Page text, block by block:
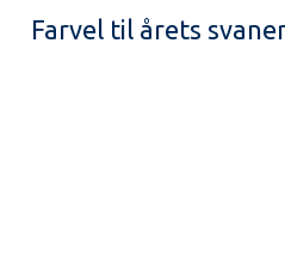
Farvel til årets